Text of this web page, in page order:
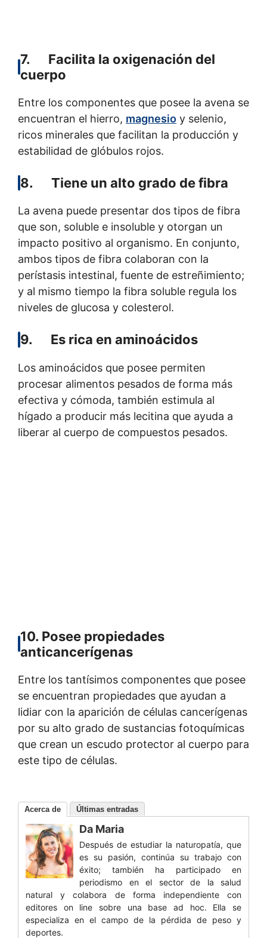
7. Facilita la oxigenación del
cuerpo
Entre los componentes que posee la avena se
encuentran el hierro, magnesio y selenio,
ricos minerales que facilitan la producción y
estabilidad de glóbulos rojos.
8. Tiene un alto grado de fibra
La avena puede presentar dos tipos de fibra
que son, soluble e insoluble y otorgan un
impacto positivo al organismo. En conjunto,
ambos tipos de fibra colaboran con la
perístasis intestinal, fuente de estreñimiento;
y al mismo tiempo la fibra soluble regula los
niveles de glucosa y colesterol.
9. Es rica en aminoácidos
Los aminoácidos que posee permiten
procesar alimentos pesados de forma más
efectiva y cómoda, también estimula al
hígado a producir más lecitina que ayuda a
liberar al cuerpo de compuestos pesados.
10. Posee propiedades
anticancerígenas
Entre los tantísimos componentes que posee
se encuentran propiedades que ayudan a
lidiar con la aparición de células cancerígenas
por su alto grado de sustancias fotoquímicas
que crean un escudo protector al cuerpo para
este tipo de células.
Acerca de Últimas entradas
Da Maria
Después de estudiar la naturopatía, que
es su pasión, continúa su trabajo con
éxito; también ha participado en
periodismo en el sector de la salud
natural y colabora de forma independiente con
editores on line sobre una base ad hoc. Ella se
especializa en el campo de la pérdida de peso y
deportes.